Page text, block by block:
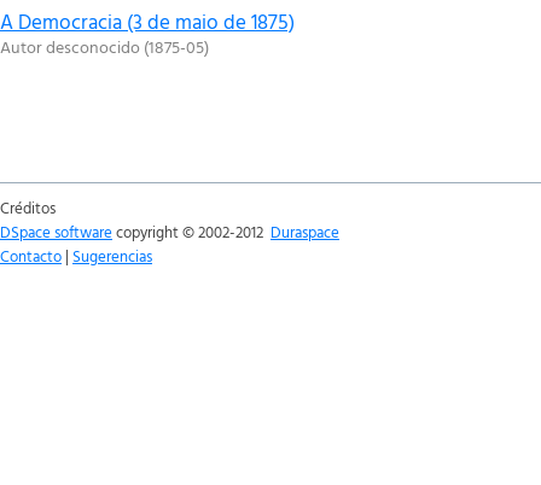
A Democracia (3 de maio de 1875)
Autor desconocido(1875-05)
Créditos
DSpace softwarecopyright © 2002-2012 Duraspace
Contacto | Sugerencias